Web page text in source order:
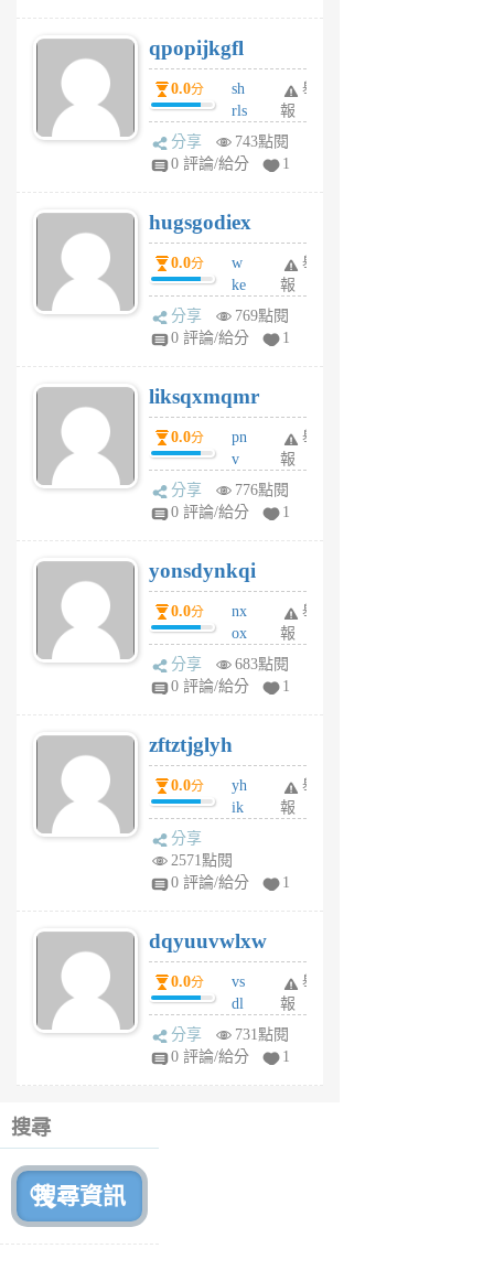
6
個
月
前
qpopijkgfl
0.0分
sh
rls
k
m
6
個
月
前
舉
報
分享
743點閱
0 評論/給分
1
hugsgodiex
0.0分
w
ke
rv
pj
6
個
月
前
舉
報
分享
769點閱
0 評論/給分
1
liksqxmqmr
0.0分
pn
v
wt
sv
6
個
月
前
舉
報
分享
776點閱
0 評論/給分
1
yonsdynkqi
0.0分
nx
ox
rh
pe
月
前
舉
報
分享
683點閱
0 評論/給分
1
zftztjglyh
0.0分
yh
ik
tu
6
個
月
前
舉
報
分享
2571點閱
0 評論/給分
1
dqyuuvwlxw
0.0分
vs
dl
sq
fy
舉
報
分享
731點閱
0 評論/給分
1
搜尋